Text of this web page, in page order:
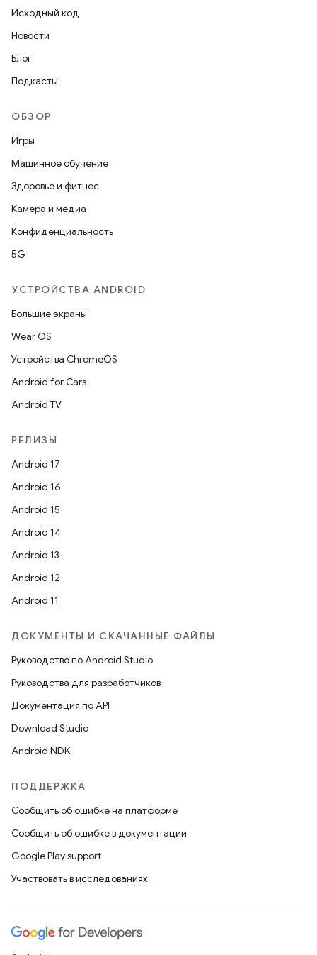
Исходный код
Новости
Блог
Подкасты
ОБЗОР
Игры
Машинное обучение
Здоровье и фитнес
Камера и медиа
Конфиденциальность
5G
УСТРОЙСТВА ANDROID
Большие экраны
Wear OS
Устройства ChromeOS
Android for Cars
Android TV
РЕЛИЗЫ
Android 17
Android 16
Android 15
Android 14
Android 13
Android 12
Android 11
ДОКУМЕНТЫ И СКАЧАННЫЕ ФАЙЛЫ
Руководство по Android Studio
Руководства для разработчиков
Документация по API
Download Studio
Android NDK
ПОДДЕРЖКА
Сообщить об ошибке на платформе
Сообщить об ошибке в документации
Google Play support
Участвовать в исследованиях